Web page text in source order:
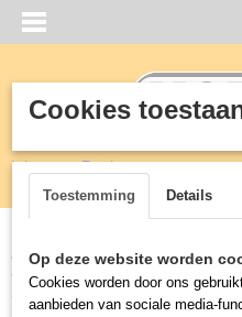
Inloggen Registreren
Home >Koeling>Liebherr
GGv 5010 VRIEZER van
Cookies
Toestemming Details
Op deze website worden
Cookies worden door ons
aanbieden van sociale media-